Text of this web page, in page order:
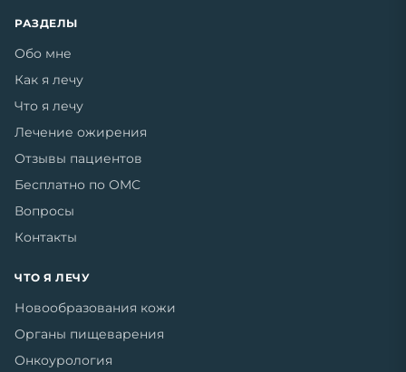
РАЗДЕЛЫ
Обо мне
Как я лечу
Что я лечу
Лечение ожирения
Отзывы пациентов
Бесплатно по ОМС
Вопросы
Контакты
ЧТО Я ЛЕЧУ
Новообразования кожи
Органы пищеварения
Онкоурология